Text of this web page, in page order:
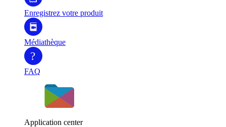
Enregistrez votre produit
Médiathèque
?
FAQ
Application center